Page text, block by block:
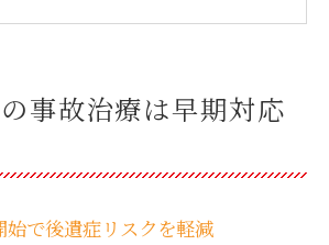
後の事故治療で注意すべき症状と
リハビリ施設選びの比較ポイン
事故治療は早期対応
始で後遺症リスクを軽減